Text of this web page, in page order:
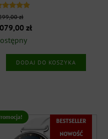
5
zł
zł.
złAktualna
wynosi:
1079,00 zł.
DODAJ DO KOSZYKA
BESTSELLER
NOWOŚĆ